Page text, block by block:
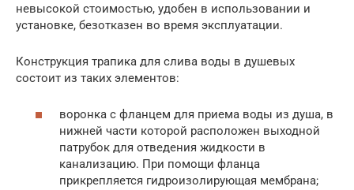
невысокой стоимостью, удобен в использовании и
установке, безотказен во время эксплуатации.
Конструкция трапика для слива воды в душевых
состоит из таких элементов:
воронка с фланцем для приема воды из душа, в
нижней части которой расположен выходной
патрубок для отведения жидкости в
канализацию. При помощи фланца
прикрепляется гидроизолирующая мембрана;